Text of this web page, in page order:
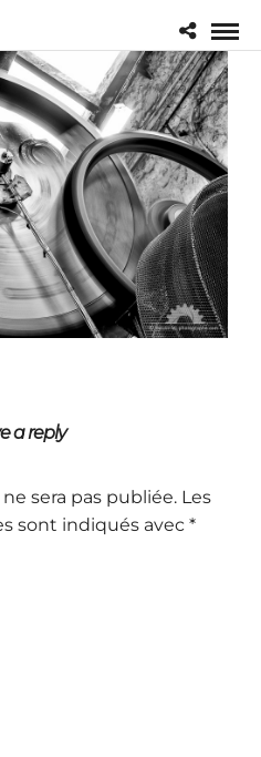
a reply
sera pas publiée. Les
sont indiqués avec*